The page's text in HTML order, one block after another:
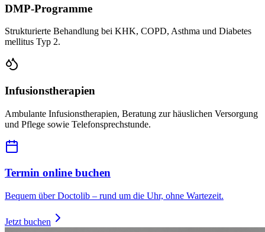
DMP-Programme
Strukturierte Behandlung bei KHK, COPD, Asthma und Diabetes
mellitus Typ 2.
Infusionstherapien
Ambulante Infusionstherapien, Beratung zur häuslichen Versorgung
und Pflege sowie Telefonsprechstunde.
Termin online buchen
Bequem über Doctolib – rund um die Uhr, ohne Wartezeit.
Jetzt buchen